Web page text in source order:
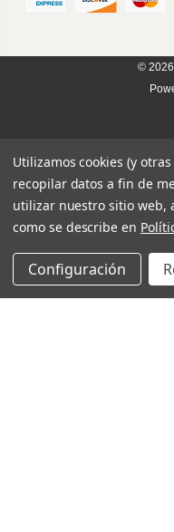
© 2026
Utilizamos cookies (y
recopilar datos a fin de
utilizar nuestro sitio web,
como se describe en
Configuración